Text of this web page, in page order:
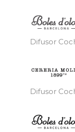
Difusor
Difusor